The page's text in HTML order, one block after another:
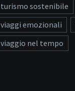
turismo sostenibile
viaggi emozionali
viaggio nel tempo